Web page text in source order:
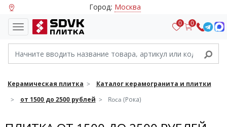
Город: Москва
0 0
Керамическая плитка
Каталог керамогранита и плитки
от 1500 до 2500 рублей
Roca (Рока)